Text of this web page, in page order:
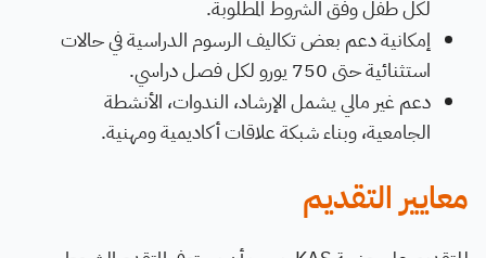
لكل طفل وفق الشروط المطلوبة.
إمكانية دعم بعض تكاليف الرسوم الدراسية في حالات
استثنائية حتى 750 يورو لكل فصل دراسي.
دعم غير مالي يشمل الإرشاد، الندوات، الأنشطة
الجامعية، وبناء شبكة علاقات أكاديمية ومهنية.
معايير التقديم